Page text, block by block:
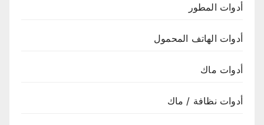
أدوات المطور
أدوات الهاتف المحمول
أدوات ماك
أدوات نظافة / ماك